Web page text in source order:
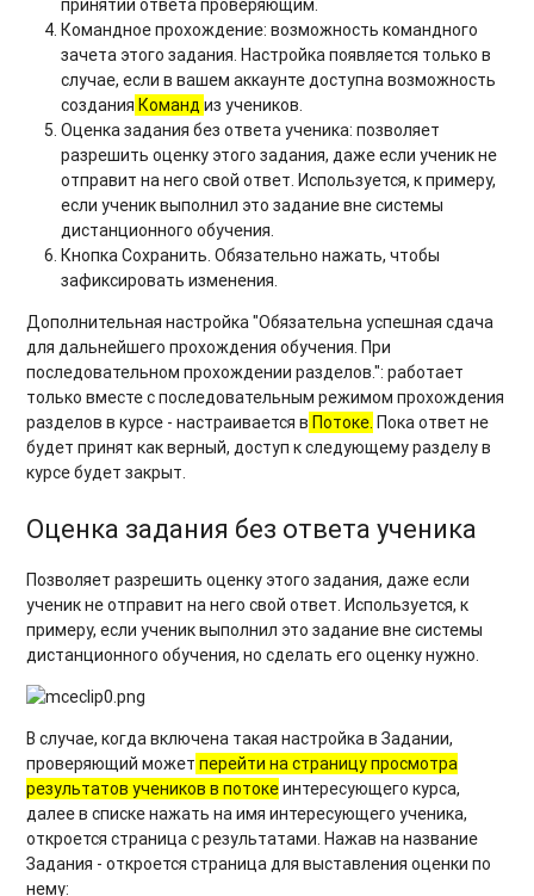
принятии ответа проверяющим.
Командное прохождение: возможность командного
зачета этого задания. Настройка появляется только в
случае, если в вашем аккаунте доступна возможность
создания Командиз учеников.
Оценка задания без ответа ученика: позволяет
разрешить оценку этого задания, даже если ученик не
отправит на него свой ответ. Используется, к примеру,
если ученик выполнил это задание вне системы
дистанционного обучения.
Кнопка Сохранить. Обязательно нажать, чтобы
зафиксировать изменения.
Дополнительная настройка "Обязательна успешная сдача
для дальнейшего прохождения обучения. При
последовательном прохождении разделов.": работает
только вместе с последовательным режимом прохождения
разделов в курсе - настраивается в Потоке. Пока ответ не
будет принят как верный, доступ к следующему разделу в
курсе будет закрыт.
Оценка задания без ответа ученика
Позволяет разрешить оценку этого задания, даже если
ученик не отправит на него свой ответ. Используется, к
примеру, если ученик выполнил это задание вне системы
дистанционного обучения, но сделать его оценку нужно.
В случае, когда включена такая настройка в Задании,
проверяющий может перейти на страницу просмотра
результатов учеников в потокеинтересующего курса,
далее в списке нажать на имя интересующего ученика,
откроется страница с результатами. Нажав на название
Задания - откроется страница для выставления оценки по
нему: